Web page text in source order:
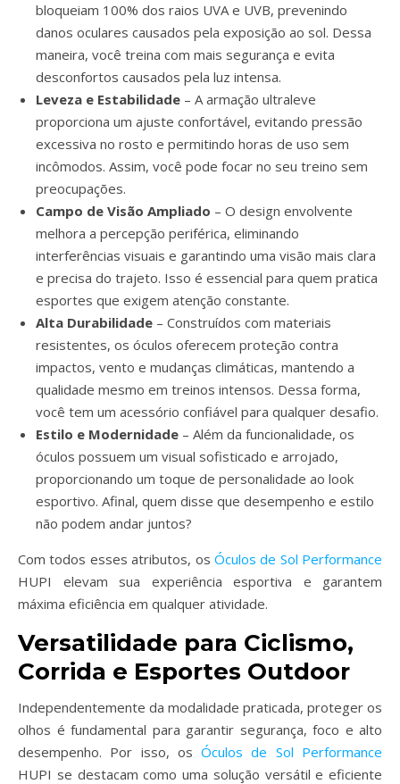
bloqueiam 100% dos raios UVA e UVB, prevenindo
danos oculares causados pela exposição ao sol. Dessa
maneira, você treina com mais segurança e evita
desconfortos causados pela luz intensa.
Leveza e Estabilidade – A armação ultraleve
proporciona um ajuste confortável, evitando pressão
excessiva no rosto e permitindo horas de uso sem
incômodos. Assim, você pode focar no seu treino sem
preocupações.
Campo de Visão Ampliado – O design envolvente
melhora a percepção periférica, eliminando
interferências visuais e garantindo uma visão mais clara
e precisa do trajeto. Isso é essencial para quem pratica
esportes que exigem atenção constante.
Alta Durabilidade – Construídos com materiais
resistentes, os óculos oferecem proteção contra
impactos, vento e mudanças climáticas, mantendo a
qualidade mesmo em treinos intensos. Dessa forma,
você tem um acessório confiável para qualquer desafio.
Estilo e Modernidade – Além da funcionalidade, os
óculos possuem um visual sofisticado e arrojado,
proporcionando um toque de personalidade ao look
esportivo. Afinal, quem disse que desempenho e estilo
não podem andar juntos?
Com todos esses atributos, os Óculos de Sol Performance
HUPI elevam sua experiência esportiva e garantem
máxima eficiência em qualquer atividade.
Versatilidade para Ciclismo,
Corrida e Esportes Outdoor
Independentemente da modalidade praticada, proteger os
olhos é fundamental para garantir segurança, foco e alto
desempenho. Por isso, osÓculos de Sol Performance
HUPI se destacam como uma solução versátil e eficiente